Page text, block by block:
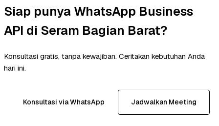
Siap punya WhatsApp Business
API di Seram Bagian Barat?
Konsultasi gratis, tanpa kewajiban. Ceritakan kebutuhan Anda
hari ini.
Konsultasi via WhatsApp Jadwalkan Meeting